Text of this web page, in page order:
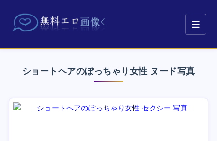
ショートヘアのぽっちゃり女性 ヌード写真